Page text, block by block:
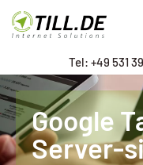
Zum
springen
Tel: +49 531
Google
Server-